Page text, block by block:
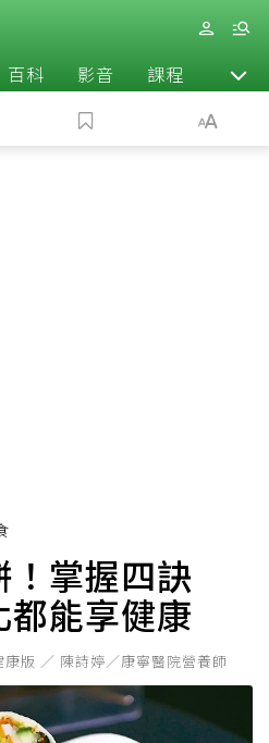
百科 影音 課程 退休
掌握四訣
能享健康
康版 ／ 陳詩婷／康寧醫院營養師